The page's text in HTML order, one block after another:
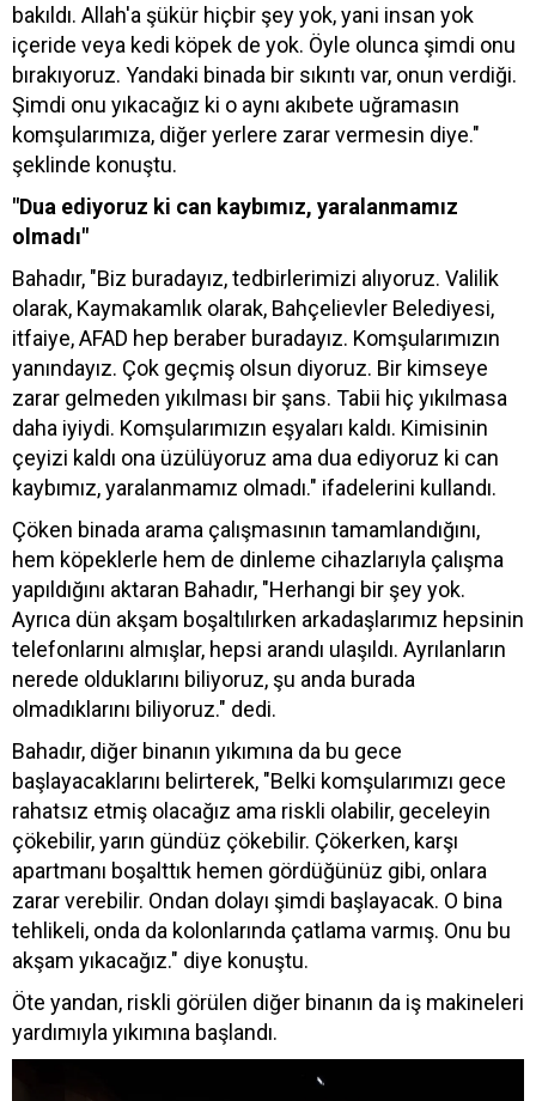
bakıldı. Allah'a şükür hiçbir şey yok, yani insan yok
içeride veya kedi köpek de yok. Öyle olunca şimdi onu
bırakıyoruz. Yandaki binada bir sıkıntı var, onun verdiği.
Şimdi onu yıkacağız ki o aynı akıbete uğramasın
komşularımıza, diğer yerlere zarar vermesin diye."
şeklinde konuştu.
"Dua ediyoruz ki can kaybımız, yaralanmamız
olmadı"
Bahadır, "Biz buradayız, tedbirlerimizi alıyoruz. Valilik
olarak, Kaymakamlık olarak, Bahçelievler Belediyesi,
itfaiye, AFAD hep beraber buradayız. Komşularımızın
yanındayız. Çok geçmiş olsun diyoruz. Bir kimseye
zarar gelmeden yıkılması bir şans. Tabii hiç yıkılmasa
daha iyiydi. Komşularımızın eşyaları kaldı. Kimisinin
çeyizi kaldı ona üzülüyoruz ama dua ediyoruz ki can
kaybımız, yaralanmamız olmadı." ifadelerini kullandı.
Çöken binada arama çalışmasının tamamlandığını,
hem köpeklerle hem de dinleme cihazlarıyla çalışma
yapıldığını aktaran Bahadır, "Herhangi bir şey yok.
Ayrıca dün akşam boşaltılırken arkadaşlarımız hepsinin
telefonlarını almışlar, hepsi arandı ulaşıldı. Ayrılanların
nerede olduklarını biliyoruz, şu anda burada
olmadıklarını biliyoruz." dedi.
Bahadır, diğer binanın yıkımına da bu gece
başlayacaklarını belirterek, "Belki komşularımızı gece
rahatsız etmiş olacağız ama riskli olabilir, geceleyin
çökebilir, yarın gündüz çökebilir. Çökerken, karşı
apartmanı boşalttık hemen gördüğünüz gibi, onlara
zarar verebilir. Ondan dolayı şimdi başlayacak. O bina
tehlikeli, onda da kolonlarında çatlama varmış. Onu bu
akşam yıkacağız." diye konuştu.
Öte yandan, riskli görülen diğer binanın da iş makineleri
yardımıyla yıkımına başlandı.